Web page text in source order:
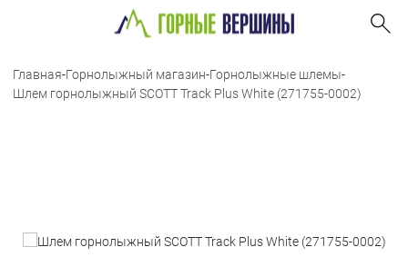
Главная-Горнолыжный магазин-Горнолыжные шлемы-
Шлем горнолыжный SCOTT Track Plus White (271755-0002)